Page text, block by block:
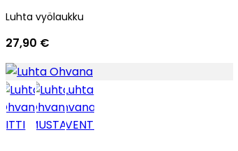
Luhta vyölaukku
27,90 €